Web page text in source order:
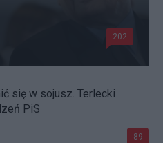
202
się w sojusz. Terlecki
PiS
89